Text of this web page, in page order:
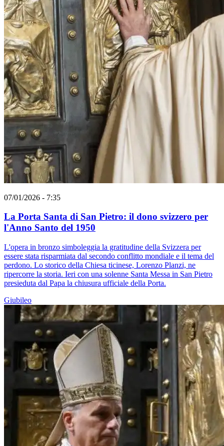
07/01/2026 - 7:35
La Porta Santa di San Pietro: il dono svizzero per
l'Anno Santo del 1950
L'opera in bronzo simboleggia la gratitudine della Svizzera per
essere stata risparmiata dal secondo conflitto mondiale e il tema del
perdono. Lo storico della Chiesa ticinese, Lorenzo Planzi, ne
ripercorre la storia. Ieri con una solenne Santa Messa in San Pietro
presieduta dal Papa la chiusura ufficiale della Porta.
Giubileo